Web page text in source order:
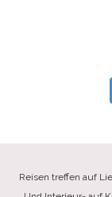
Reisen treffen auf